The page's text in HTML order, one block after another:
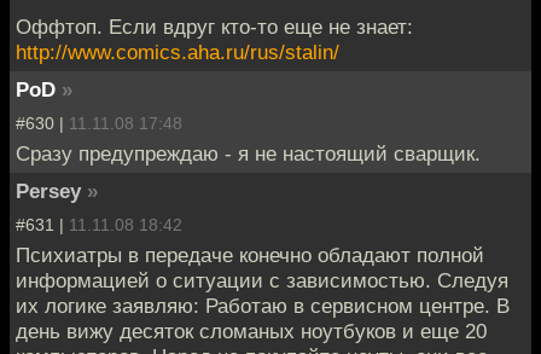
Оффтоп. Если вдруг кто-то еще не знает:
http://www.comics.aha.ru/rus/stalin/
PoD »
#630 | 11.11.08 17:48
Сразу предупреждаю - я не настоящий сварщик.
Persey »
#631 | 11.11.08 18:42
Психиатры в передаче конечно обладают полной
информацией о ситуации с зависимостью. Следуя
их логике заявляю: Работаю в сервисном центре. В
день вижу десяток сломаных ноутбуков и еще 20